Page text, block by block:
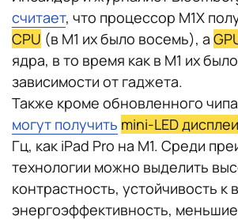
считает, что процессор M1X
CPU (в M1 их было восемь), а
ядра, в то время как в M1 их
зависимости от гаджета.
Также кроме обновленного
могут получить mini-LED дисплеи
Гц, как iPad Pro на M1. Среди
технологии можно выделить
контрастность, устойчивость к
энергоэффективность,